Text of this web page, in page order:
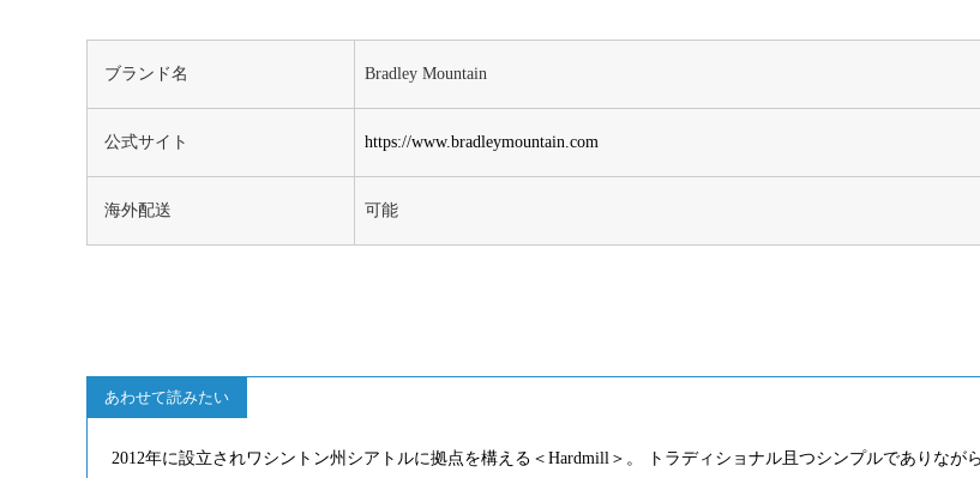
ブランド名 Bradley Mountain
公式サイト https://www.bradleymountain.com
海外配送 可能
あわせて読みたい
2012年に設立されワシントン州シアトルに拠点を構える＜Hardmill＞。 トラディショナル且つシンプルでありなが